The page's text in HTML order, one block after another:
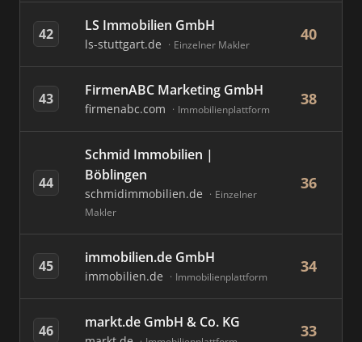
42 LS Immobilien GmbH
ls-stuttgart.de Einzelner Makler
40
43 FirmenABC Marketing GmbH
firmenabc.com Immobilienplattform
38
44
Schmid Immobilien |
Böblingen
schmidimmobilien.de
Einzelner
Makler
36
45 immobilien.de GmbH
immobilien.de Immobilienplattform
34
46 markt.de GmbH & Co. KG 33